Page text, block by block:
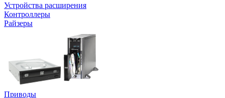
Устройства расширения
Контроллеры
Райзеры
Приводы